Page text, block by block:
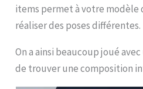
items permet à votre modèle
réaliser des poses différentes.
On a ainsi beaucoup joué
de trouver une composition